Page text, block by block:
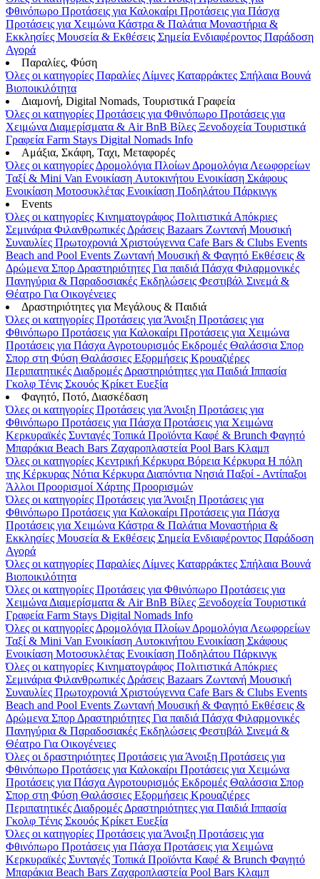
Φθινόπωρο Προτάσεις για Καλοκαίρι Προτάσεις για Πάσχα
Προτάσεις για Χειμώνα Κάστρα & Παλάτια Μοναστήρια &
Εκκλησίες Μουσεία & Εκθέσεις Σημεία Ενδιαφέροντος Παράδοση
Αγορά
Παραλίες, Φύση
Όλες οι κατηγορίες Παραλίες Λίμνες Καταρράκτες Σπήλαια Βουνά
Βιοποικιλότητα
Διαμονή, Digital Nomads, Τουριστικά Γραφεία
Όλες οι κατηγορίες Προτάσεις για Φθινόπωρο Προτάσεις για
Χειμώνα Διαμερίσματα & Air BnB Βίλες Ξενοδοχεία Τουριστικά
Γραφεία Farm Stays Digital Nomads Info
Αμάξια, Σκάφη, Ταχι, Μεταφορές
Όλες οι κατηγορίες Δρομολόγια Πλοίων Δρομολόγια Λεωφορείων
Ταξί & Μini Van Ενοικίαση Aυτοκινήτου Ενοικίαση Σκάφους
Ενοικίαση Μοτοσυκλέτας Ενοικίαση Ποδηλάτου Πάρκινγκ
Events
Όλες οι κατηγορίες Κινηματογράφος Πολιτιστικά Απόκριες
Σεμινάρια Φιλανθρωπικές Δράσεις Bazaars Ζωντανή Μουσική
Συναυλίες Πρωτοχρονιά Χριστούγεννα Cafe Bars & Clubs Events
Beach and Pool Events Ζωντανή Μουσική & Φαγητό Εκθέσεις &
Δρώμενα Σπορ Δραστηριότητες Για παιδιά Πάσχα Φιλαρμονικές
Πανηγύρια & Παραδοσιακές Εκδηλώσεις Φεστιβάλ Σινεμά &
Θέατρο Για Οικογένειες
Δραστηριότητες για Μεγάλους & Παιδιά
Όλες οι κατηγορίες Προτάσεις για Άνοιξη Προτάσεις για
Φθινόπωρο Προτάσεις για Καλοκαίρι Προτάσεις για Χειμώνα
Προτάσεις για Πάσχα Αγροτουρισμός Εκδρομές Θαλάσσια Σπορ
Σπορ στη Φύση Θαλάσσιες Εξορμήσεις Κρουαζιέρες
Περιπατητικές Διαδρομές Δραστηριότητες για Παιδιά Ιππασία
Γκολφ Τένις Σκουός Κρίκετ Ευεξία
Φαγητό, Ποτό, Διασκέδαση
Όλες οι κατηγορίες Προτάσεις για Άνοιξη Προτάσεις για
Φθινόπωρο Προτάσεις για Πάσχα Προτάσεις για Χειμώνα
Κερκυραϊκές Συνταγές Τοπικά Προϊόντα Καφέ & Brunch Φαγητό
Μπαράκια Beach Bars Ζαχαροπλαστεία Pool Bars Κλαμπ
Όλες οι κατηγορίες Κεντρική Κέρκυρα Βόρεια Κέρκυρα Η πόλη
της Κέρκυρας Νότια Κέρκυρα Διαπόντια Νησιά Παξοί - Αντίπαξοι
Άλλοι Προορισμοί Χάρτης Προορισμών
Όλες οι κατηγορίες Προτάσεις για Άνοιξη Προτάσεις για
Φθινόπωρο Προτάσεις για Καλοκαίρι Προτάσεις για Πάσχα
Προτάσεις για Χειμώνα Κάστρα & Παλάτια Μοναστήρια &
Εκκλησίες Μουσεία & Εκθέσεις Σημεία Ενδιαφέροντος Παράδοση
Αγορά
Όλες οι κατηγορίες Παραλίες Λίμνες Καταρράκτες Σπήλαια Βουνά
Βιοποικιλότητα
Όλες οι κατηγορίες Προτάσεις για Φθινόπωρο Προτάσεις για
Χειμώνα Διαμερίσματα & Air BnB Βίλες Ξενοδοχεία Τουριστικά
Γραφεία Farm Stays Digital Nomads Info
Όλες οι κατηγορίες Δρομολόγια Πλοίων Δρομολόγια Λεωφορείων
Ταξί & Μini Van Ενοικίαση Aυτοκινήτου Ενοικίαση Σκάφους
Ενοικίαση Μοτοσυκλέτας Ενοικίαση Ποδηλάτου Πάρκινγκ
Όλες οι κατηγορίες Κινηματογράφος Πολιτιστικά Απόκριες
Σεμινάρια Φιλανθρωπικές Δράσεις Bazaars Ζωντανή Μουσική
Συναυλίες Πρωτοχρονιά Χριστούγεννα Cafe Bars & Clubs Events
Beach and Pool Events Ζωντανή Μουσική & Φαγητό Εκθέσεις &
Δρώμενα Σπορ Δραστηριότητες Για παιδιά Πάσχα Φιλαρμονικές
Πανηγύρια & Παραδοσιακές Εκδηλώσεις Φεστιβάλ Σινεμά &
Θέατρο Για Οικογένειες
Όλες οι δραστηριότητες Προτάσεις για Άνοιξη Προτάσεις για
Φθινόπωρο Προτάσεις για Καλοκαίρι Προτάσεις για Χειμώνα
Προτάσεις για Πάσχα Αγροτουρισμός Εκδρομές Θαλάσσια Σπορ
Σπορ στη Φύση Θαλάσσιες Εξορμήσεις Κρουαζιέρες
Περιπατητικές Διαδρομές Δραστηριότητες για Παιδιά Ιππασία
Γκολφ Τένις Σκουός Κρίκετ Ευεξία
Όλες οι κατηγορίες Προτάσεις για Άνοιξη Προτάσεις για
Φθινόπωρο Προτάσεις για Πάσχα Προτάσεις για Χειμώνα
Κερκυραϊκές Συνταγές Τοπικά Προϊόντα Καφέ & Brunch Φαγητό
Μπαράκια Beach Bars Ζαχαροπλαστεία Pool Bars Κλαμπ